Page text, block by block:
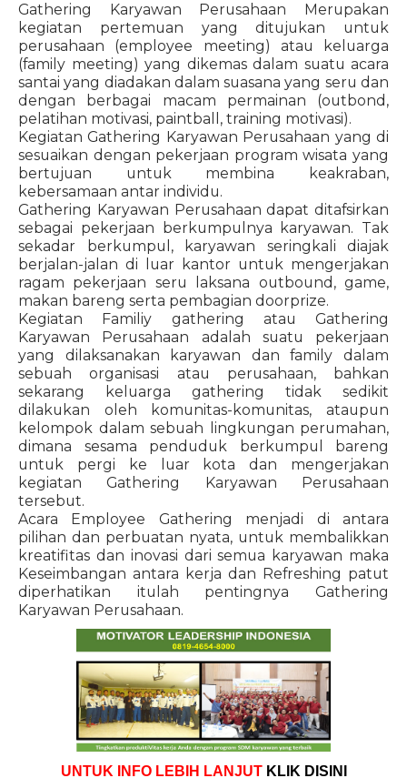
Gathering Karyawan Perusahaan Merupakan
kegiatan pertemuan yang ditujukan untuk
perusahaan (employee meeting) atau keluarga
(family meeting) yang dikemas dalam suatu acara
santai yang diadakan dalam suasana yang seru dan
dengan berbagai macam permainan (outbond,
pelatihan motivasi, paintball, training motivasi).
Kegiatan Gathering Karyawan Perusahaan yang di
sesuaikan dengan pekerjaan program wisata yang
bertujuan untuk membina keakraban,
kebersamaan antar individu.
Gathering Karyawan Perusahaan dapat ditafsirkan
sebagai pekerjaan berkumpulnya karyawan. Tak
sekadar berkumpul, karyawan seringkali diajak
berjalan-jalan di luar kantor untuk mengerjakan
ragam pekerjaan seru laksana outbound, game,
makan bareng serta pembagian doorprize.
Kegiatan Familiy gathering atau Gathering
Karyawan Perusahaan adalah suatu pekerjaan
yang dilaksanakan karyawan dan family dalam
sebuah organisasi atau perusahaan, bahkan
sekarang keluarga gathering tidak sedikit
dilakukan oleh komunitas-komunitas, ataupun
kelompok dalam sebuah lingkungan perumahan,
dimana sesama penduduk berkumpul bareng
untuk pergi ke luar kota dan mengerjakan
kegiatan Gathering Karyawan Perusahaan
tersebut.
Acara Employee Gathering menjadi di antara
pilihan dan perbuatan nyata, untuk membalikkan
kreatifitas dan inovasi dari semua karyawan maka
Keseimbangan antara kerja dan Refreshing patut
diperhatikan itulah pentingnya Gathering
Karyawan Perusahaan.
UNTUK INFO LEBIH LANJUT KLIK DISINI